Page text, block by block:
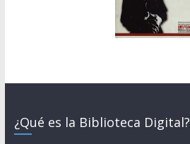
¿Qué es la Biblioteca Digital?